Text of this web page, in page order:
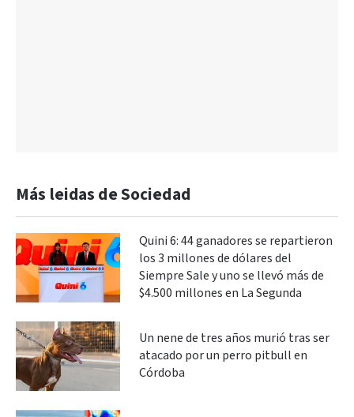
Más leidas de Sociedad
Quini 6: 44 ganadores se repartieron
los 3 millones de dólares del
Siempre Sale y uno se llevó más de
$4.500 millones en La Segunda
Un nene de tres años murió tras ser
atacado por un perro pitbull en
Córdoba